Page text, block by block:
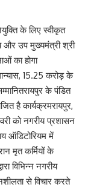
के लिए स्वीकृत
और उप मुख्यमंत्री श्री
का होगा
15.25 करोड़ के
के पंडित
है कार्यक्रमरायपुर,
को नगरीय प्रशासन
ऑडिटोरियम में
मृत कर्मियों के
विभिन्न नगरीय
से विचार करते